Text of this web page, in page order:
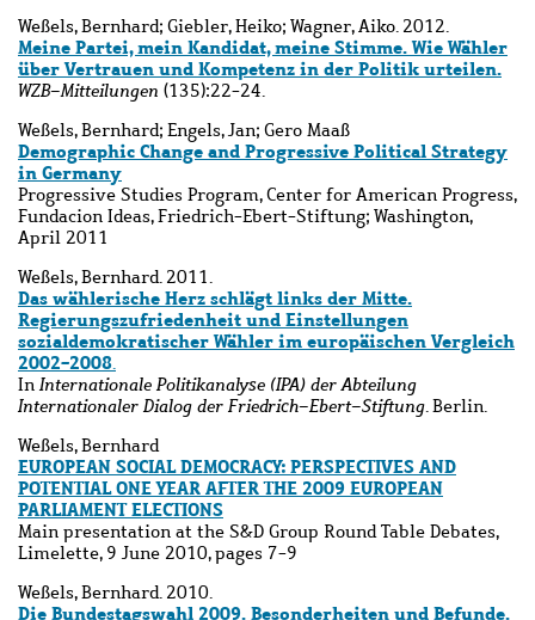
Weßels, Bernhard; Giebler, Heiko; Wagner, Aiko. 2012.
Meine Partei, mein Kandidat, meine Stimme. Wie Wähler
über Vertrauen und Kompetenz in der Politik urteilen.
WZB-Mitteilungen (135):22-24.
Weßels, Bernhard; Engels, Jan; Gero Maaß
Demographic Change and Progressive Political Strategy
in Germany
Progressive Studies Program, Center for American Progress,
Fundacion Ideas, Friedrich-Ebert-Stiftung; Washington,
April 2011
Weßels, Bernhard. 2011.
Das wählerische Herz schlägt links der Mitte.
Regierungszufriedenheit und Einstellungen
sozialdemokratischer Wähler im europäischen Vergleich
2002-2008.
In Internationale Politikanalyse (IPA) der Abteilung
Internationaler Dialog der Friedrich-Ebert-Stiftung. Berlin.
Weßels, Bernhard
EUROPEAN SOCIAL DEMOCRACY: PERSPECTIVES AND
POTENTIAL ONE YEAR AFTER THE 2009 EUROPEAN
PARLIAMENT ELECTIONS
Main presentation at the S&D Group Round Table Debates,
Limelette, 9 June 2010, pages 7-9
Weßels, Bernhard. 2010.
Die Bundestagswahl 2009. Besonderheiten und Befunde.